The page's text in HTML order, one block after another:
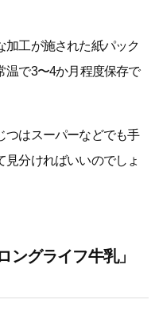
加工が施された紙パック
温で3〜4か月程度保存で
つはスーパーなどでも手
分ければいいのでしょ
ングライフ牛乳」